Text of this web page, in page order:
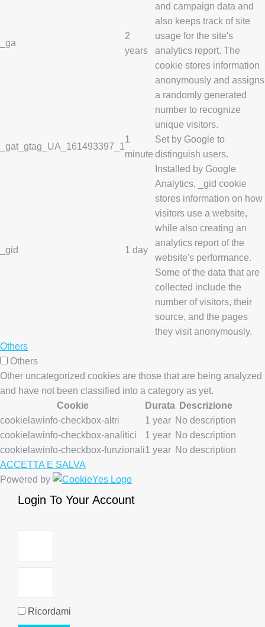
_ga
2
years
and campaign data and
also keeps track of site
usage for the site's
analytics report. The
cookie stores information
anonymously and assigns
a randomly generated
number to recognize
unique visitors.
_gat_gtag_UA_161493397_1
1
minute
Set by Google to
distinguish users.
_gid 1 day
Installed by Google
Analytics, _gid cookie
stores information on how
visitors use a website,
while also creating an
analytics report of the
website's performance.
Some of the data that are
collected include the
number of visitors, their
source, and the pages
they visit anonymously.
Others
Others
Other uncategorized cookies are those that are being analyzed
and have not been classified into a category as yet.
Cookie
Durata Descrizione
cookielawinfo-checkbox-altri
1 year No description
cookielawinfo-checkbox-analitici
1 year No description
cookielawinfo-checkbox-funzionali1 year No description
ACCETTA E SALVA
Powered by
Login To Your Account
Ricordami